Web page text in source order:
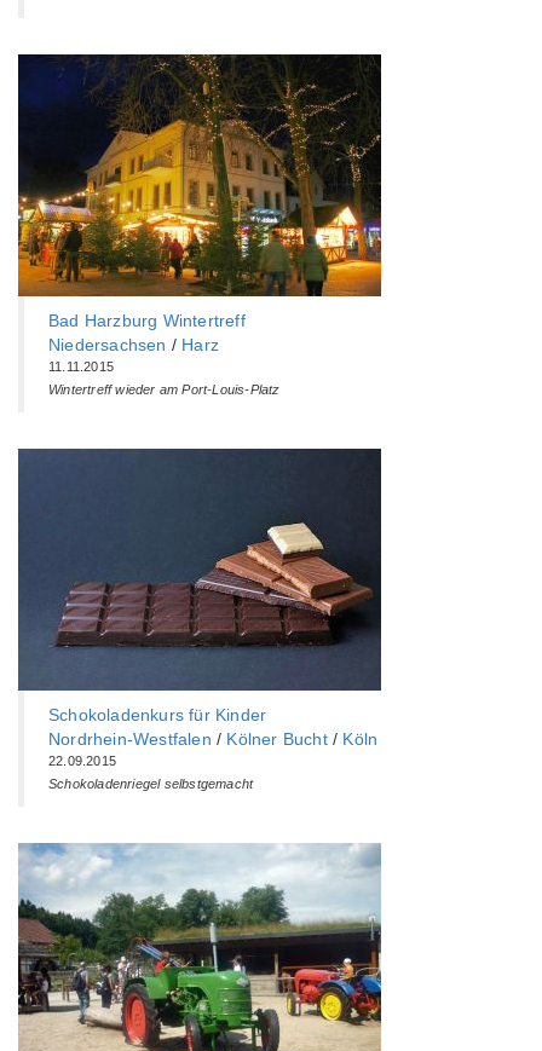
Bad Harzburg Wintertreff
Niedersachsen / Harz
11.11.2015
Wintertreff wieder am Port-Louis-Platz
Schokoladenkurs für Kinder
Nordrhein-Westfalen / Kölner Bucht/ Köln
22.09.2015
Schokoladenriegel selbstgemacht